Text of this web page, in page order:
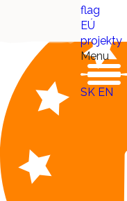
EÚ
projekty
Menu
SK EN